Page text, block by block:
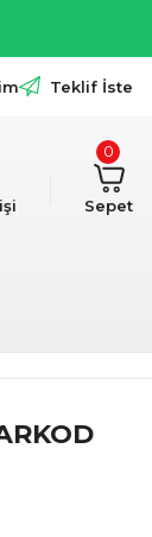
Teklif İste
Sepet
0